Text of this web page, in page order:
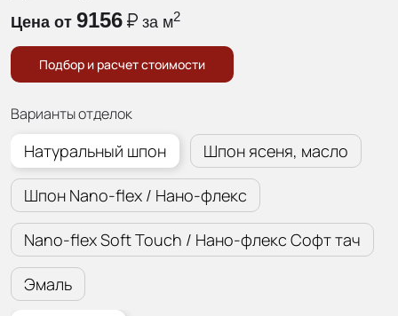
Цена от 9156 за м2
Подбор и расчет стоимости
Варианты отделок
Натуральный шпон Шпон ясеня, масло
Шпон Nano-flex / Нано-флекс
Nano-flex Soft Touch / Нано-флекс Софт тач
Эмаль